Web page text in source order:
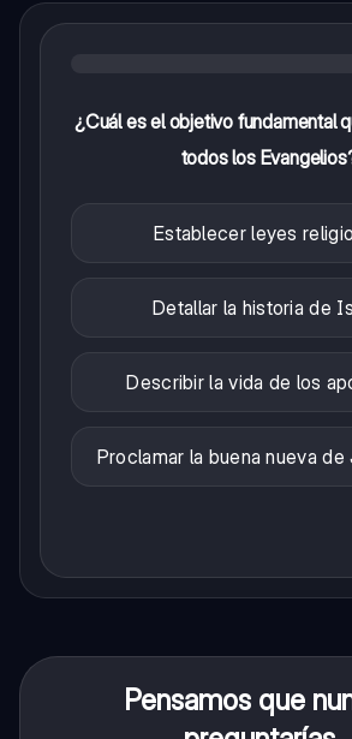
¿Cuál es el objetivo fundamental
todos los
Establecer leyes
Detallar la historia de
Describir la vida de los
Proclamar la buena nueva
Pensamos que